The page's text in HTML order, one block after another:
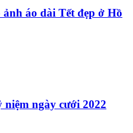
áo dài Tết đẹp ở Hồ
ngày cưới 2022